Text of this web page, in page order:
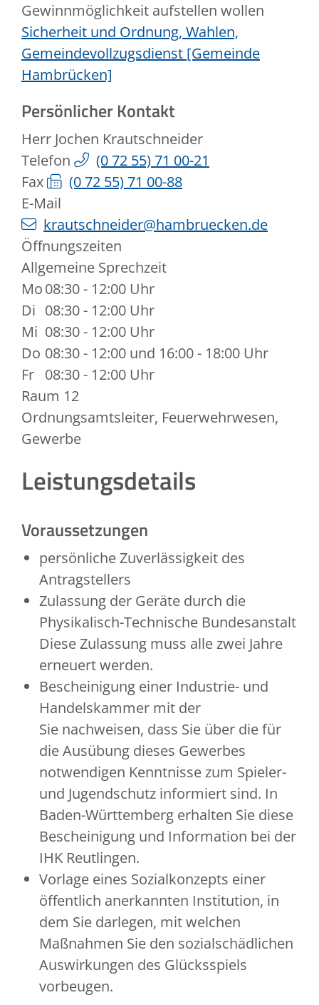
Gewinnmöglichkeit aufstellen wollen
Sicherheit und Ordnung, Wahlen,
Gemeindevollzugsdienst [Gemeinde
Hambrücken]
Persönlicher Kontakt
Herr Jochen Krautschneider
Telefon
(072 55) 71 00-21
Fax
(072 55) 71 00-88
E-Mail
krautschneider@hambruecken.de
Öffnungszeiten
Allgemeine Sprechzeit
Mo08:30 - 12:00 Uhr
Di 08:30 - 12:00 Uhr
Mi 08:30 - 12:00 Uhr
Do 08:30 - 12:00 und 16:00 - 18:00 Uhr
Fr 08:30 - 12:00 Uhr
Raum 12
Ordnungsamtsleiter, Feuerwehrwesen,
Gewerbe
Leistungsdetails
Voraussetzungen
persönliche Zuverlässigkeit des
Antragstellers
Zulassung der Geräte durch die
Physikalisch-Technische Bundesanstalt
Diese Zulassung muss alle zwei Jahre
erneuert werden.
Bescheinigung einer Industrie- und
Handelskammer mit der
Sie nachweisen, dass Sie über die für
die Ausübung dieses Gewerbes
notwendigen Kenntnisse zum Spieler-
und Jugendschutz informiert sind. In
Baden-Württemberg erhalten Sie diese
Bescheinigung und Information bei der
IHK Reutlingen.
Vorlage eines Sozialkonzepts einer
öffentlich anerkannten Institution, in
dem Sie darlegen, mit welchen
Maßnahmen Sie den sozialschädlichen
Auswirkungen des Glücksspiels
vorbeugen.